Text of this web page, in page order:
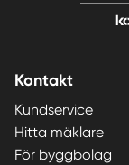
Kontakt
Kundservice
Hitta mäklare
För byggbolag